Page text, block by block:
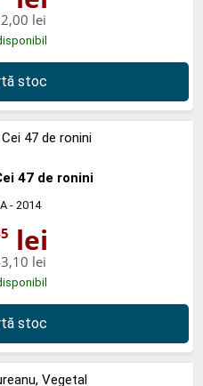
lei
stoc
47 de ronini
- 2014
lei
lei
stoc